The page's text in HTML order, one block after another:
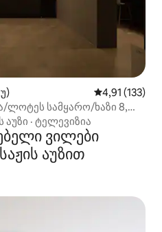
საშუალო
4,91 (133)
ლოტეს სამყარო/ხაზი 8,
აუზი · ტელევიზია
ვილები
აუზით